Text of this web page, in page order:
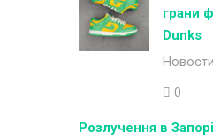
грани
Dunks
Новости
0
Розлучення в